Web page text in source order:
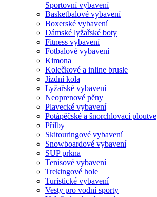
Sportovní vybavení
Basketbalové vybavení
Boxerské vybavení
Dámské lyžařské boty
Fitness vybavení
Fotbalové vybavení
Kimona
Kolečkové a inline brusle
Jízdní kola
Lyžařské vybavení
Neoprenové pěny
Plavecké vybavení
Potápěčské a šnorchlovací ploutve
Přilby
Skitouringové vybavení
Snowboardové vybavení
SUP prkna
Tenisové vybavení
Trekingové hole
Turistické vybavení
Vesty pro vodní sporty